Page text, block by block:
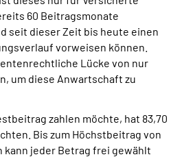
60 Beitragsmonate
seit dieser Zeit bis heute einen
vorweisen können.
Lücke von nur
um diese Anwartschaft zu
zahlen möchte, hat 83,70
Bis zum Höchstbeitrag von
kann jeder Betrag frei gewählt